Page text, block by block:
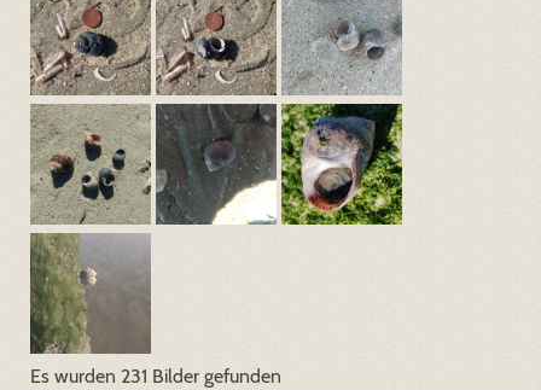
Es wurden 231 Bilder gefunden